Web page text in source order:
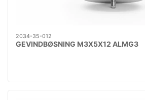
2034-35-012
GEVINDBØSNING M3X5X12 ALMG3